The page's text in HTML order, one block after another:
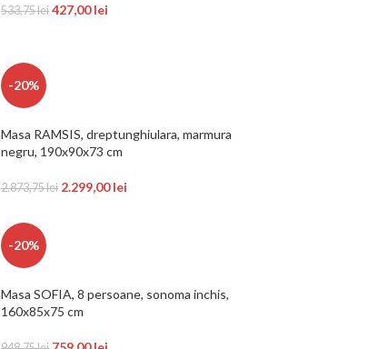
533,75lei 427,00lei
-20%
Masa RAMSIS, dreptunghiulara, marmura
negru, 190x90x73 cm
2.873,75lei 2.299,00lei
-20%
Masa SOFIA, 8 persoane, sonoma inchis,
160x85x75 cm